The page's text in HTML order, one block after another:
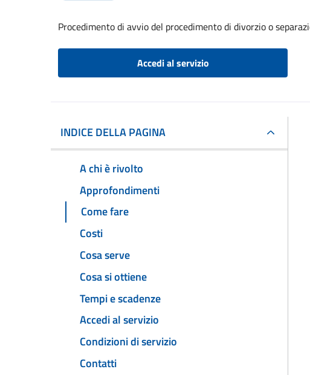
Procedimento di avvio del procedimento di divorzio o
Accedi al servizio
INDICE DELLA PAGINA
A chi è rivolto
Approfondimenti
Come fare
Costi
Cosa serve
Cosa si ottiene
Tempi e scadenze
Accedi al servizio
Condizioni di servizio
Contatti